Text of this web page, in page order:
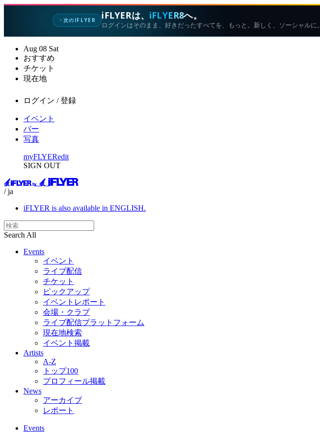
✦次のIFLYER iFLYERは、 iFLYER8へ。
ログインはそのまま、好きだったすべてを、もっと。新しく、ソーシャルに。
Aug 08 Sat
おすすめ
チケット
現在地
ログイン / 登録
イベント
バー
写真
myFLYERedit
SIGN OUT
/ ja
iFLYER is also available in ENGLISH.
Search All
Events
イベント
ライブ配信
チケット
ピックアップ
イベントレポート
会場・クラブ
ライブ配信プラットフォーム
現在地検索
イベント掲載
Artists
A-Z
トップ100
プロフィール掲載
News
アーカイブ
レポート
Events